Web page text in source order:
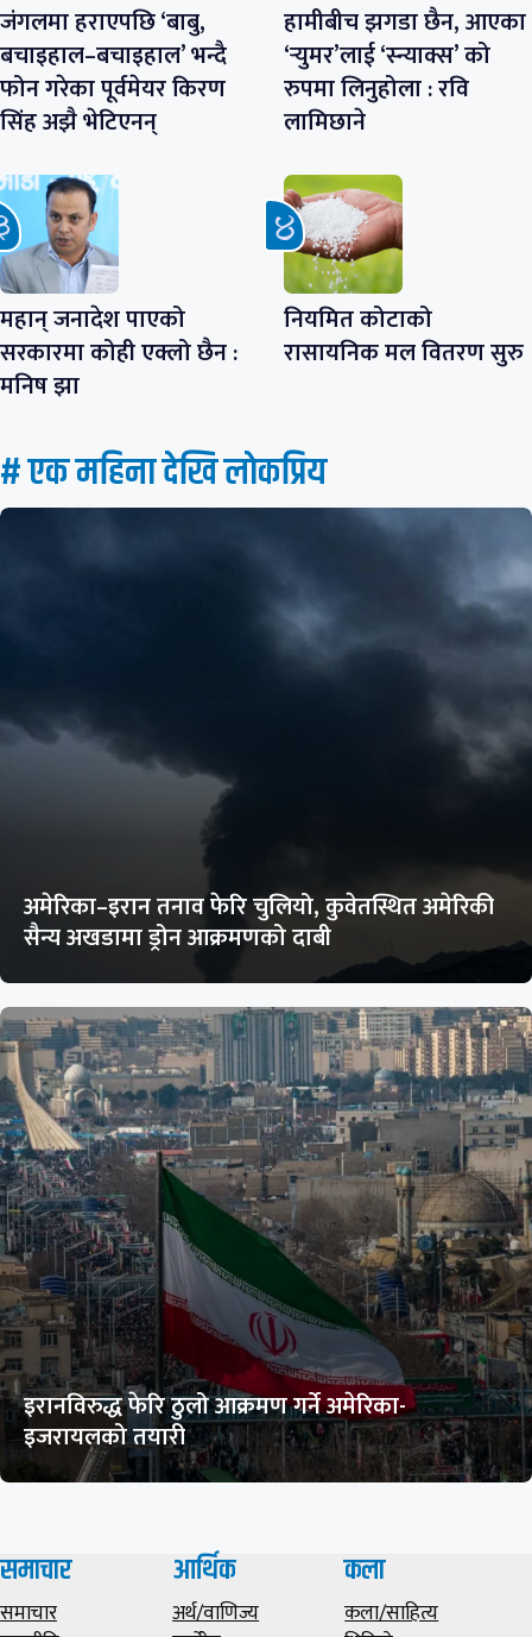
जंगलमा हराएपछि ‘बाबु,
बचाइहाल–बचाइहाल’ भन्दै
फोन गरेका पूर्वमेयर किरण
सिंह अझै भेटिएनन्
हामीबीच झगडा छैन, आएका
‘र्‍युमर’लाई ‘स्न्याक्स’ को
रुपमा लिनुहोला : रवि
लामिछाने
महान् जनादेश पाएको
सरकारमा कोही एक्लो छैन :
मनिष झा
नियमित कोटाको
रासायनिक मल वितरण सुरु
# एक महिना देखि लाेकप्रिय
अमेरिका–इरान तनाव फेरि चुलियो, कुवेतस्थित अमेरिकी
सैन्य अखडामा ड्रोन आक्रमणको दाबी
इरानविरुद्ध फेरि ठुलो आक्रमण गर्ने अमेरिका-
इजरायलको तयारी
समाचार
समाचार
आर्थिक
अर्थ/वाणिज्य
कला
कला/साहित्य